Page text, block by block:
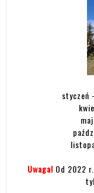
styczeń
Uwaga! Od 2022